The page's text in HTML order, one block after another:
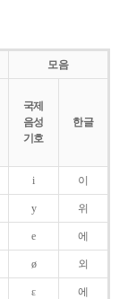
모음
국제
음성
기호
한글
i 이
y 위
e 에
ø 외
ɛ 에